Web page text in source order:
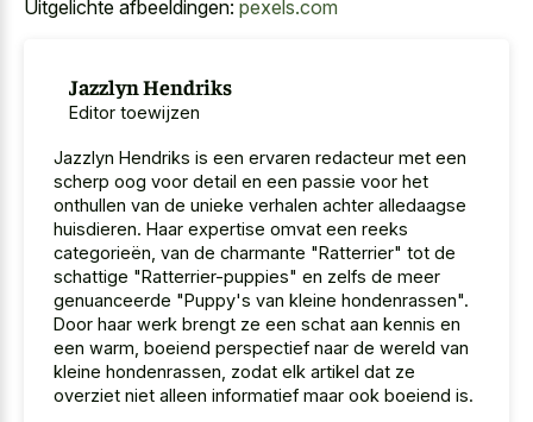
Uitgelichte afbeeldingen: pexels.com
Jazzlyn Hendriks
Editor toewijzen
Jazzlyn Hendriks is een ervaren redacteur met een
scherp oog voor detail en een passie voor het
onthullen van de unieke verhalen achter alledaagse
huisdieren. Haar expertise omvat een reeks
categorieën, van de charmante "Ratterrier" tot de
schattige "Ratterrier-puppies" en zelfs de meer
genuanceerde "Puppy's van kleine hondenrassen".
Door haar werk brengt ze een schat aan kennis en
een warm, boeiend perspectief naar de wereld van
kleine hondenrassen, zodat elk artikel dat ze
overziet niet alleen informatief maar ook boeiend is.